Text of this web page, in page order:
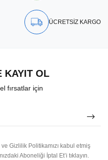
ÜCRETSİZ KARGO
KAYIT OL
fırsatlar için
Gizlilik Politikamızı kabul etmiş
Aboneliği İptal Et’i tıklayın.